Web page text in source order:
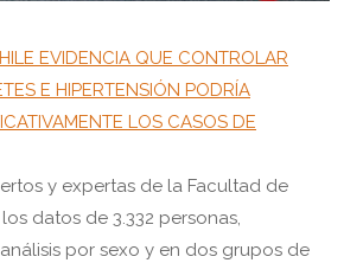
EVIDENCIA QUE CONTROLAR
E HIPERTENSIÓN PODRÍA
LOS CASOS DE
y expertas de la Facultad de
datos de 3.332 personas,
por sexo y en dos grupos de